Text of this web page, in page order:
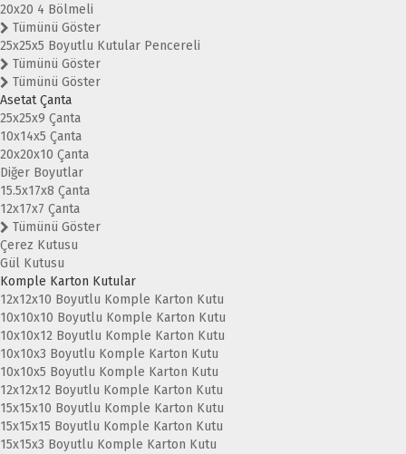
20x20 4 Bölmeli
Tümünü Göster
25x25x5 Boyutlu Kutular Pencereli
Tümünü Göster
Tümünü Göster
Asetat Çanta
25x25x9 Çanta
10x14x5 Çanta
20x20x10 Çanta
Diğer Boyutlar
15.5x17x8 Çanta
12x17x7 Çanta
Tümünü Göster
Çerez Kutusu
Gül Kutusu
Komple Karton Kutular
12x12x10 Boyutlu Komple Karton Kutu
10x10x10 Boyutlu Komple Karton Kutu
10x10x12 Boyutlu Komple Karton Kutu
10x10x3 Boyutlu Komple Karton Kutu
10x10x5 Boyutlu Komple Karton Kutu
12x12x12 Boyutlu Komple Karton Kutu
15x15x10 Boyutlu Komple Karton Kutu
15x15x15 Boyutlu Komple Karton Kutu
15x15x3 Boyutlu Komple Karton Kutu